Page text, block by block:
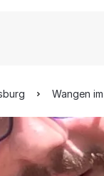
Wangen